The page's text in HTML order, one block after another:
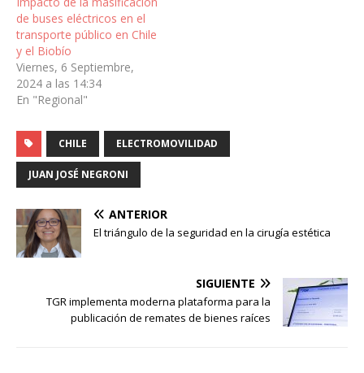
de buses eléctricos en el
transporte público en Chile
y el Biobío
Viernes, 6 Septiembre,
2024 a las 14:34
En "Regional"
CHILE ELECTROMOVILIDAD
JUAN JOSÉ NEGRONI
ANTERIOR
El triángulo de la seguridad en la cirugía estética
SIGUIENTE
TGR implementa moderna plataforma para la
publicación de remates de bienes raíces